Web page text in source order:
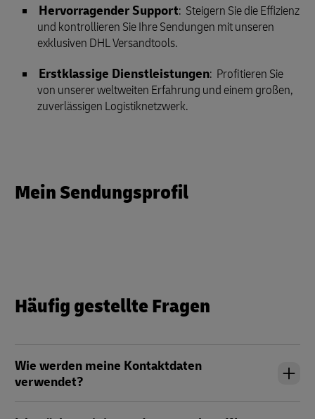
Hervorragender Support: Steigern Sie die Effizienz
und kontrollieren Sie Ihre Sendungen mit unseren
exklusiven DHL Versandtools.
Erstklassige Dienstleistungen: Profitieren Sie
von unserer weltweiten Erfahrung und einem großen,
zuverlässigen Logistiknetzwerk.
Mein Sendungsprofil
Häufig gestellte Fragen
Wie werden meine Kontaktdaten
verwendet?